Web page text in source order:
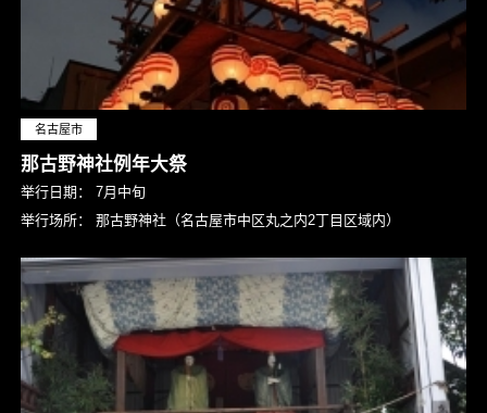
名古屋市
那古野神社例年大祭
举行日期： 7月中旬
举行场所： 那古野神社（名古屋市中区丸之内2丁目区域内）